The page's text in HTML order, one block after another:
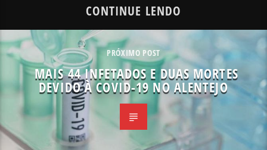
CONTINUE LENDO
PRÓXIMO POST
MAIS 44 INFETADOS E DUAS MORTES
DEVIDO À COVID-19 NO ALENTEJO